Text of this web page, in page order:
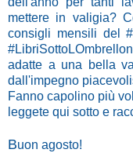
mettere in valigia?
consigli mensili del
adatte a una bella
dall'impegno
Fanno capolino più
leggete qui sotto e
Buon agosto!